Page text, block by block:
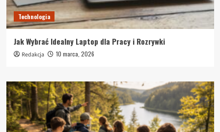
Technologia
Jak Wybrać Idealny Laptop dla Pracy i Rozrywki
Redakcja 10 marca, 2026